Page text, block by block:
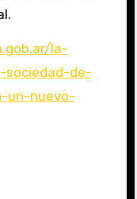
la-
sociedad-de-
un-nuevo-